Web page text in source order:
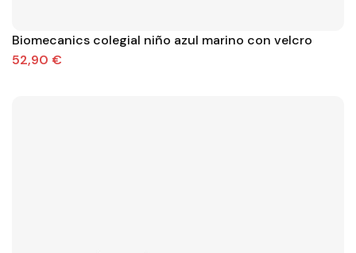
Biomecanics colegial niño azul marino con velcro
52,90 €